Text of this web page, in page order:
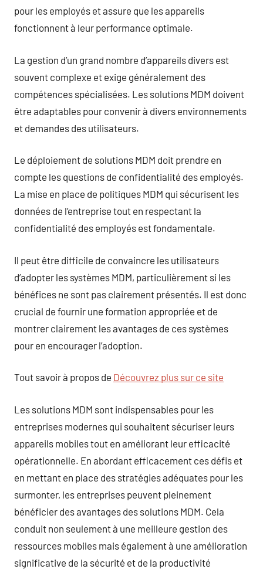
pour les employés et assure que les appareils
fonctionnent à leur performance optimale.
La gestion d’un grand nombre d’appareils divers est
souvent complexe et exige généralement des
compétences spécialisées. Les solutions MDM doivent
être adaptables pour convenir à divers environnements
et demandes des utilisateurs.
Le déploiement de solutions MDM doit prendre en
compte les questions de confidentialité des employés.
La mise en place de politiques MDM qui sécurisent les
données de l’entreprise tout en respectant la
confidentialité des employés est fondamentale.
Il peut être difficile de convaincre les utilisateurs
d’adopter les systèmes MDM, particulièrement si les
bénéfices ne sont pas clairement présentés. Il est donc
crucial de fournir une formation appropriée et de
montrer clairement les avantages de ces systèmes
pour en encourager l’adoption.
Tout savoir à propos de Découvrez plus sur ce site
Les solutions MDM sont indispensables pour les
entreprises modernes qui souhaitent sécuriser leurs
appareils mobiles tout en améliorant leur efficacité
opérationnelle. En abordant efficacement ces défis et
en mettant en place des stratégies adéquates pour les
surmonter, les entreprises peuvent pleinement
bénéficier des avantages des solutions MDM. Cela
conduit non seulement à une meilleure gestion des
ressources mobiles mais également à une amélioration
significative de la sécurité et de la productivité